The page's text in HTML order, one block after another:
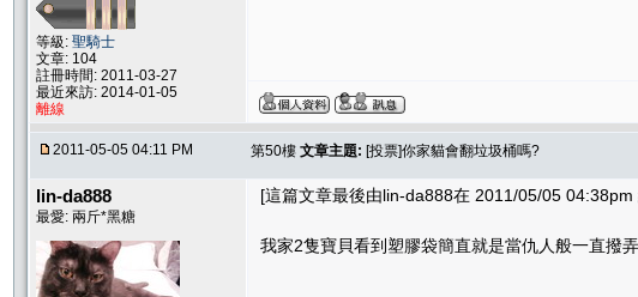
等級: 聖騎士
文章: 104
註冊時間: 2011-03-27
最近來訪: 2014-01-05
離線
2011-05-05 04:11 PM 第50樓 文章主題: [投票]你家貓會翻垃圾桶嗎?
lin-da888
最愛: 兩斤*黑糖
[這篇文章最後由lin-da888在 2011/05/05 04:38pm
我家2隻寶貝看到塑膠袋簡直就是當仇人般一直撥